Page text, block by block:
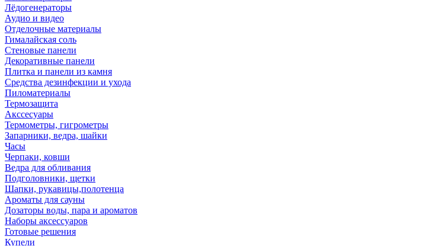
Лёдогенераторы
Аудио и видео
Отделочные материалы
Гималайская соль
Стеновые панели
Декоративные панели
Плитка и панели из камня
Средства дезинфекции и ухода
Пиломатериалы
Термозащита
Аксcесуары
Термометры, гигрометры
Запарники, ведра, шайки
Часы
Черпаки, ковши
Ведра для обливания
Подголовники, щетки
Шапки, рукавицы,полотенца
Ароматы для сауны
Дозаторы воды, пара и ароматов
Наборы аксессуаров
Готовые решения
Купели